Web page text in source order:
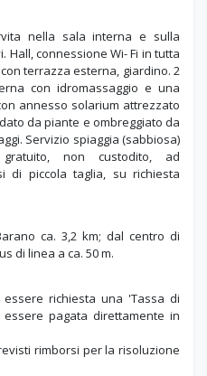
nella sala interna e sulla
connessione Wi- Fi in tutta
terrazza esterna, giardino. 2
con idromassaggio e una
annesso solarium attrezzato
da piante e ombreggiato da
Servizio spiaggia (sabbiosa)
non custodito, ad
di piccola taglia, su richiesta
ca. 3,2 km; dal centro di
di linea a ca. 50 m.
richiesta una 'Tassa di
pagata direttamente in
rimborsi per la risoluzione